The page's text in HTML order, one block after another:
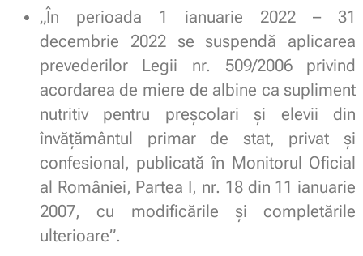
„În perioada 1 ianuarie 2022 – 31
decembrie 2022 se suspendă aplicarea
prevederilor Legii nr. 509/2006 privind
acordarea de miere de albine ca supliment
nutritiv pentru preşcolari şi elevii din
învăţământul primar de stat, privat şi
confesional, publicată în Monitorul Oficial
al României, Partea I, nr. 18 din 11 ianuarie
2007, cu modificările şi completările
ulterioare”.